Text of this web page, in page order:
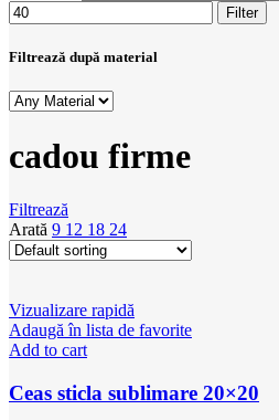
Filter
Filtrează după material
cadou firme
Filtrează
Arată 9 12 18 24
Vizualizare rapidă
Adaugă în lista de favorite
Add to cart
Ceas sticla sublimare 20×20